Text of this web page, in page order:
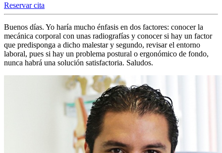
Reservar cita
Buenos días. Yo haría mucho énfasis en dos factores: conocer la
mecánica corporal con unas radiografías y conocer si hay un factor
que predisponga a dicho malestar y segundo, revisar el entorno
laboral, pues si hay un problema postural o ergonómico de fondo,
nunca habrá una solución satisfactoria. Saludos.